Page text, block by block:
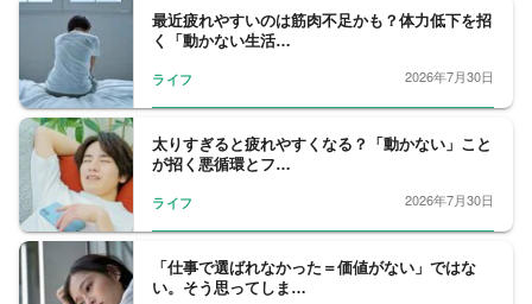
保育協会で理事を務める。保育士資格保有。
最近疲れやすいのは筋肉不足かも？体力低下を招
く「動かない生活…
ライフ 2026年7月30日
太りすぎると疲れやすくなる？「動かない」こと
が招く悪循環とフ…
ライフ 2026年7月30日
「仕事で選ばれなかった＝価値がない」ではな
い。そう思ってしま…